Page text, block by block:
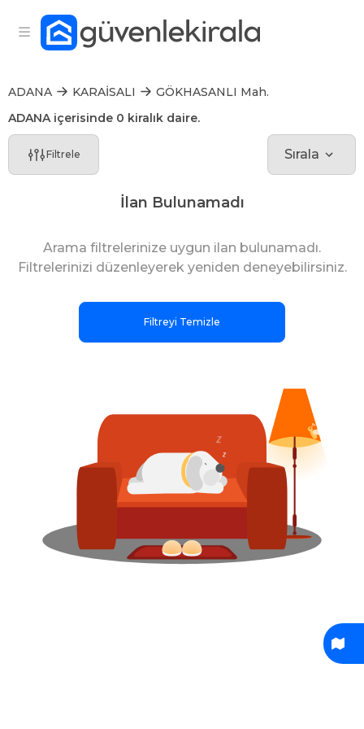
ADANA KARAİSALI
GÖKHASANLI Mah.
ADANA içerisinde 0 kiralık daire.
Filtrele Sırala
İlan Bulunamadı
Arama filtrelerinize uygun ilan bulunamadı.
Filtrelerinizi düzenleyerek yeniden deneyebilirsiniz.
Filtreyi Temizle